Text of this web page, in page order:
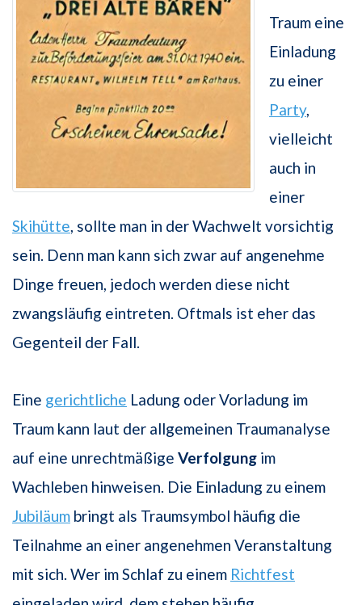
Traum eine
Einladung
zu einer
Party,
vielleicht
auch in
einer
Skihütte , sollte man in der Wachwelt vorsichtig
sein. Denn man kann sich zwar auf angenehme
Dinge freuen, jedoch werden diese nicht
zwangsläufig eintreten. Oftmals ist eher das
Gegenteil der Fall.
Eine gerichtliche Ladung oder Vorladung im
Traum kann laut der allgemeinen Traumanalyse
auf eine unrechtmäßige Verfolgung im
Wachleben hinweisen. Die Einladung zu einem
Jubiläum bringt als Traumsymbol häufig die
Teilnahme an einer angenehmen Veranstaltung
mit sich. Wer im Schlaf zu einem Richtfest